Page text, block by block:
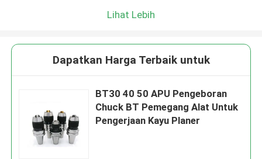
Lihat Lebih
Dapatkan Harga Terbaik untuk
BT30 40 50 APU Pengeboran
Chuck BT Pemegang Alat Untuk
Pengerjaan Kayu Planer